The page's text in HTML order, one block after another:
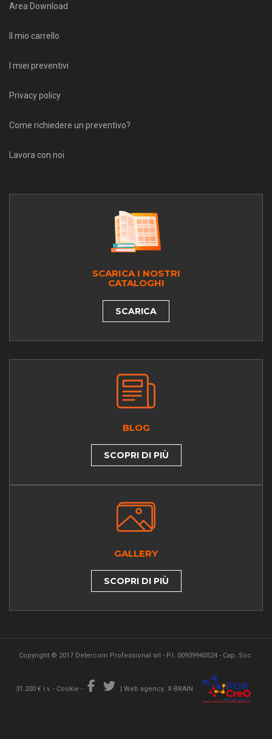
Area Download
Il mio carrello
I miei preventivi
Privacy policy
Come richiedere un preventivo?
Lavora con noi
SCARICA I NOSTRI
CATALOGHI
SCARICA
BLOG
SCOPRI DI PIÙ
GALLERY
SCOPRI DI PIÙ
Copyright © 2017 Detercom Professional srl - P.I. 00939940524 - Cap. Soc.
31.200 € i.v. - Cookie - | Web agency: X-BRAIN